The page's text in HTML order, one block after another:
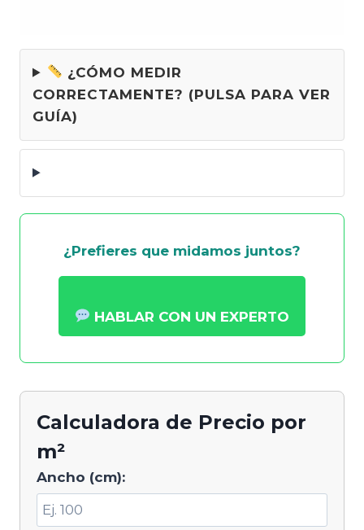
¿CÓMO MEDIR
CORRECTAMENTE? (PULSA PARA VER
GUÍA)
¿Prefieres que midamos juntos?
HABLAR CON UN EXPERTO
Calculadora de Precio por
m²
Ancho (cm):